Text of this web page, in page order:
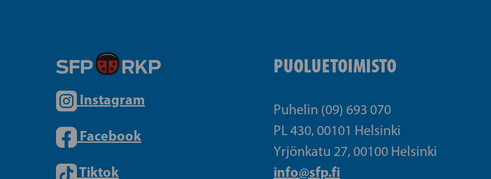
Instagram
Facebook
Tiktok
PUOLUETOIMISTO
Puhelin (09) 693 070
PL 430, 00101 Helsinki
Yrjönkatu 27, 00100 Helsinki
info@sfp.fi